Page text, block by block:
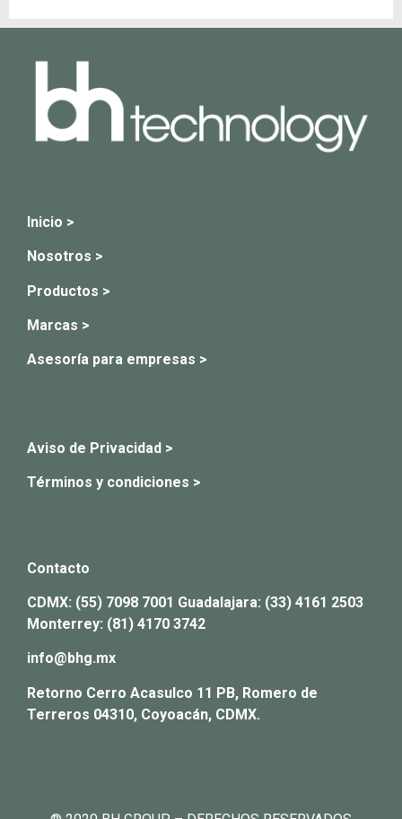
Inicio >
Nosotros >
Productos >
Marcas >
Asesoría para empresas >
Aviso de Privacidad >
Términos y condiciones >
Contacto
CDMX: (55) 7098 7001 Guadalajara: (33) 4161 2503
Monterrey: (81) 4170 3742
info@bhg.mx
Retorno Cerro Acasulco 11 PB, Romero de
Terreros 04310, Coyoacán, CDMX.